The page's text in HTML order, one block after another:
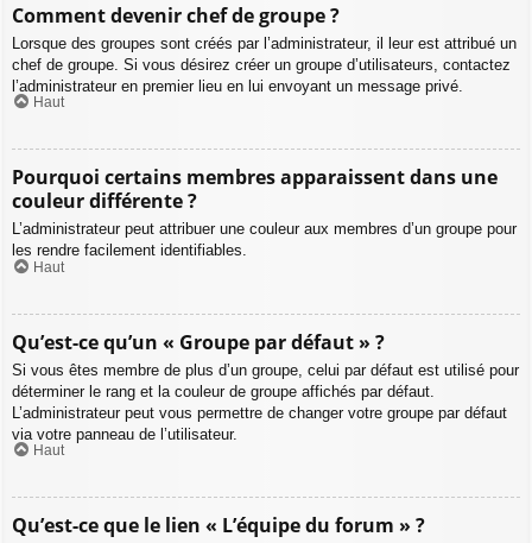
Comment devenir chef de groupe ?
Lorsque des groupes sont créés par l’administrateur, il leur est attribué un
chef de groupe. Si vous désirez créer un groupe d’utilisateurs, contactez
l’administrateur en premier lieu en lui envoyant un message privé.
Haut
Pourquoi certains membres apparaissent dans une
couleur différente ?
L’administrateur peut attribuer une couleur aux membres d’un groupe pour
les rendre facilement identifiables.
Haut
Qu’est-ce qu’un « Groupe par défaut » ?
Si vous êtes membre de plus d’un groupe, celui par défaut est utilisé pour
déterminer le rang et la couleur de groupe affichés par défaut.
L’administrateur peut vous permettre de changer votre groupe par défaut
via votre panneau de l’utilisateur.
Haut
Qu’est-ce que le lien « L’équipe du forum » ?